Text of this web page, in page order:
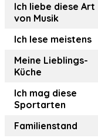
Ich liebe diese Art
von Musik
Ich lese meistens
Meine Lieblings-
Küche
Ich mag diese
Sportarten
Familienstand